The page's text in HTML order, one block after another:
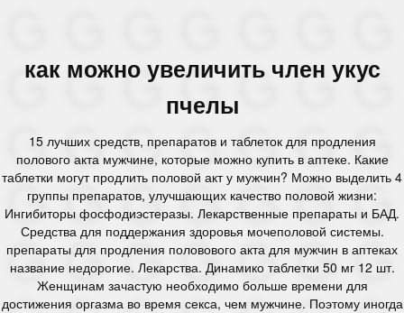
как можно увеличить член укус
пчелы
15 лучших средств, препаратов и таблеток для продления
полового акта мужчине, которые можно купить в аптеке. Какие
таблетки могут продлить половой акт у мужчин? Можно выделить 4
группы препаратов, улучшающих качество половой жизни:
Ингибиторы фосфодиэстеразы. Лекарственные препараты и БАД.
Средства для поддержания здоровья мочеполовой системы.
препараты для продления половового акта для мужчин в аптеках
название недорогие. Лекарства. Динамико таблетки 50 мг 12 шт.
Женщинам зачастую необходимо больше времени для
достижения оргазма во время секса, чем мужчине. Поэтому иногда